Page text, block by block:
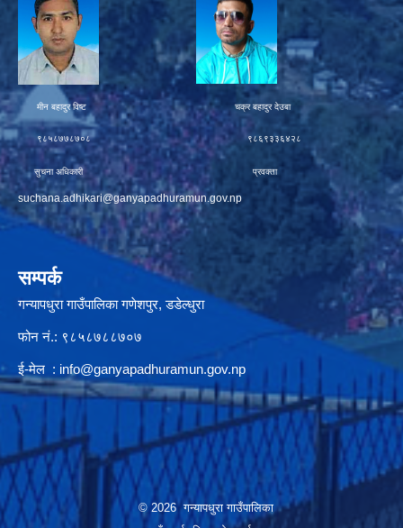
मीन बहादुर विष्ट चक्र बहादुर देउबा
९८५८७७८७०८ ९८६९३३६४२८
सुचना अधिकारी प्रवक्ता
suchana.adhikari@ganyapadhuramun.gov.np
सम्पर्क
गन्यापधुरा गाउँपालिका गणेशपुर, डडेल्धुरा
फोन नं.: ९८५८७८८७०७
ई-मेल : info@ganyapadhuramun.gov.np
© 2026 गन्यापधुरा गाउँपालिका